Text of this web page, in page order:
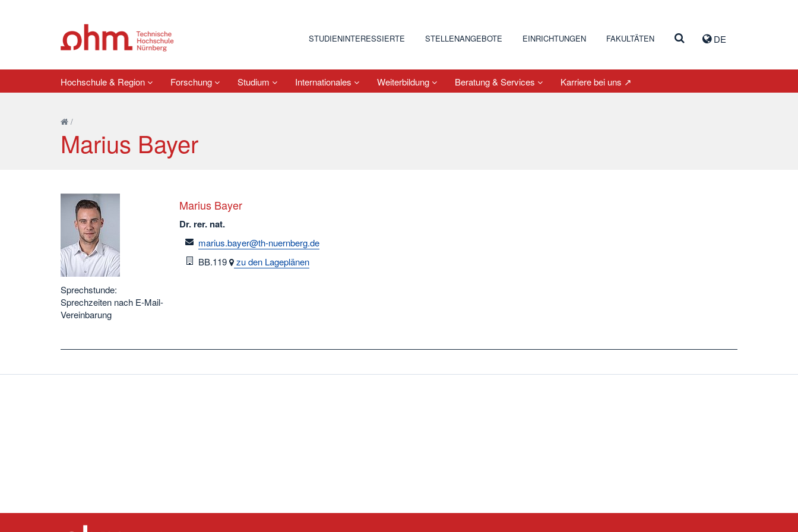
DE
STUDIENINTERESSIERTE STELLENANGEBOTE EINRICHTUNGEN FAKULTÄTEN
Hochschule & Region Forschung Studium Internationales Weiterbildung Beratung & Services Karriere bei uns ↗
/
Marius Bayer
Sprechstunde:
Sprechzeiten nach E-Mail-
Vereinbarung
Marius Bayer
Dr. rer. nat.
email
marius.bayer@th-nuernberg.de
Raum
BB.119 zu den Lageplänen